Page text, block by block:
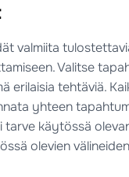
valmiita
Valitse
erilaisia tehtäviä.
yhteen
tarve käytössä
olevien